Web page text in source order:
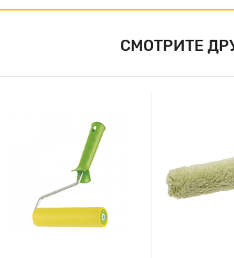
СМОТРИТЕ